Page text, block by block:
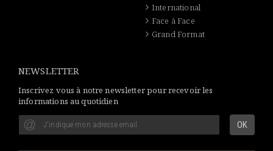
International
Face à Face
Grand Format
NEWSLETTER
Inscrivez vous à notre newsletter pour recevoir les
informations au quotidien